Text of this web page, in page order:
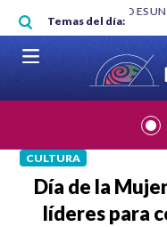
Pasar al contenido principal
Temas del día:
"HABLAR NO ES UN
CULTURA
Día de la
líderes para